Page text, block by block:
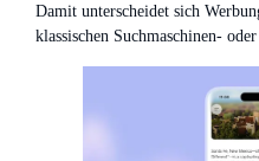
Damit unterscheidet sich
klassischen Suchmaschinen-